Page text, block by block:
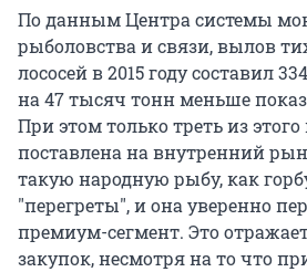
По данным Центра системы
рыболовства и связи, вылов
лососей в 2015 году составил
на 47 тысяч тонн меньше
При этом только треть из
поставлена на внутренний
такую народную рыбу, как
"перегреты", и она уверенно
премиум-сегмент. Это
закупок, несмотря на то что